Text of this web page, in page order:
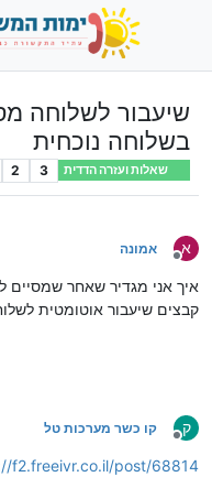
שיעבור לשלוחה
בשלוחה נוכחית
שאלות ועזרה הדדית 3
2
א
מנותק
אמונה
איך אני מגדיר שאחר
קבצים שיעבור אוטומטית
ק
מנותק
קו כשר מערכות טל
f2.freeivr.co.il/post/68814